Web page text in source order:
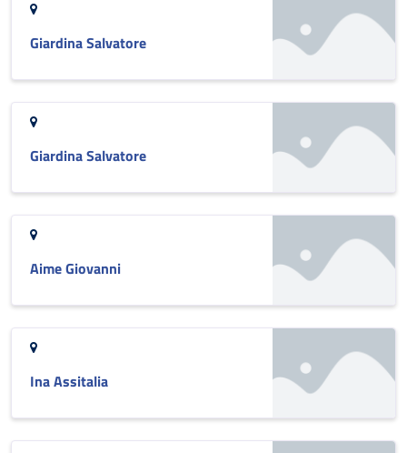
Giardina Salvatore
Giardina Salvatore
Aime Giovanni
Ina Assitalia